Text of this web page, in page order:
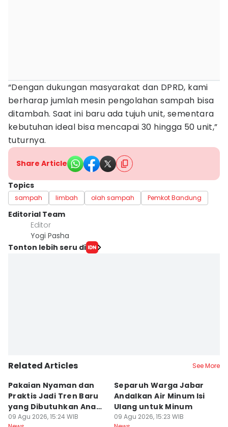
“Dengan dukungan masyarakat dan DPRD, kami
berharap jumlah mesin pengolahan sampah bisa
ditambah. Saat ini baru ada tujuh unit, sementara
kebutuhan ideal bisa mencapai 30 hingga 50 unit,”
tuturnya.
Share Article
Topics
sampah limbah olah sampah Pemkot Bandung
Editorial Team
Editor
Yogi Pasha
Tonton lebih seru di
Related Articles See More
Pakaian Nyaman dan
Praktis Jadi Tren Baru
yang Dibutuhkan Anak
Muda
09 Agu 2026, 15:24 WIB
Separuh Warga Jabar
Andalkan Air Minum Isi
Ulang untuk Minum
09 Agu 2026, 15:23 WIB